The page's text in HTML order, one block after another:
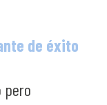
de éxito
pero